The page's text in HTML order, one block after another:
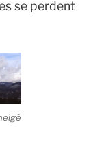
se perdent